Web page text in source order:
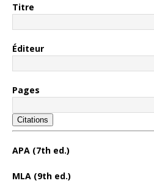
Titre
Éditeur
Pages
Citations
APA (7th ed.)
MLA (9th ed.)